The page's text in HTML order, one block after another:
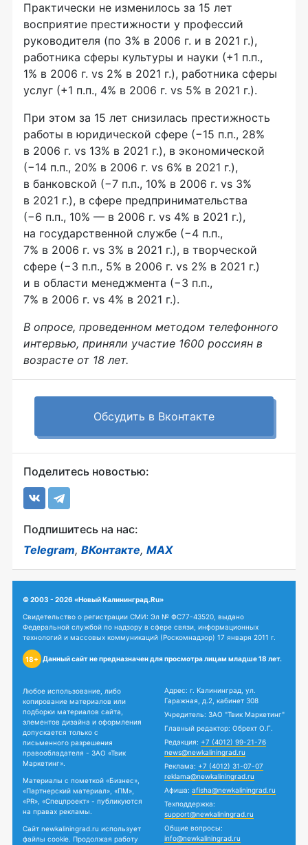
Практически не изменилось за 15 лет
восприятие престижности у профессий
руководителя (по 3% в 2006 г. и в 2021 г.),
работника сферы культуры и науки (+1 п.п.,
1% в 2006 г. vs 2% в 2021 г.), работника сферы
услуг (+1 п.п., 4% в 2006 г. vs 5% в 2021 г.).
При этом за 15 лет снизилась престижность
работы в юридической сфере (−15 п.п., 28%
в 2006 г. vs 13% в 2021 г.), в экономической
(−14 п.п., 20% в 2006 г. vs 6% в 2021 г.),
в банковской (−7 п.п., 10% в 2006 г. vs 3%
в 2021 г.), в сфере предпринимательства
(−6 п.п., 10% — в 2006 г. vs 4% в 2021 г.),
на государственной службе (−4 п.п.,
7% в 2006 г. vs 3% в 2021 г.), в творческой
сфере (−3 п.п., 5% в 2006 г. vs 2% в 2021 г.)
и в области менеджмента (−3 п.п.,
7% в 2006 г. vs 4% в 2021 г.).
В опросе, проведенном методом телефонного
интервью, приняли участие 1600 россиян в
возрасте от 18 лет.
Обсудить в Вконтакте
Поделитесь новостью:
Подпишитесь на нас:
Telegram, ВКонтакте, MAX
© 2003 - 2026 «Новый Калининград.Ru»
Свидетельство о регистрации СМИ: Эл № ФС77-43520, выдано
Федеральной службой по надзору в сфере связи, информационных
технологий и массовых коммуникаций (Роскомнадзор) 17 января 2011 г.
18+ Данный сайт не предназначен для просмотра лицам младше 18 лет.
Любое использование, либо
копирование материалов или
подборки материалов сайта,
элементов дизайна и оформления
допускается только с
письменного разрешения
правообладателя - ЗАО «Твик
Маркетинг».
Материалы с пометкой «Бизнес»,
«Партнерский материал», «ПМ»,
«PR», «Спецпроект» - публикуются
на правах рекламы.
Сайт newkaliningrad.ru использует
файлы cookie. Продолжая работу
Адрес: г. Калининград, ул.
Гаражная, д.2, кабинет 308
Учредитель: ЗАО "Твик Маркетинг"
Главный редактор: Обрехт О.Г.
Редакция: +7 (4012) 99-21-76
news@newkaliningrad.ru
Реклама: +7 (4012) 31-07-07
reklama@newkaliningrad.ru
Афиша: afisha@newkaliningrad.ru
Техподдержка:
support@newkaliningrad.ru
Общие вопросы:
info@newkaliningrad.ru